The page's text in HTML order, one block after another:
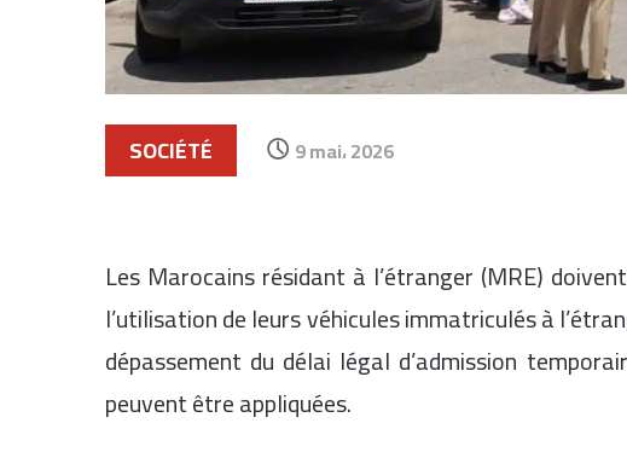
SOCIÉTÉ 9 mai، 2026
Les Marocains résidant à l’étranger (MRE)
l’utilisation de leurs véhicules immatriculés à
dépassement du délai légal d’admission
peuvent être appliquées.